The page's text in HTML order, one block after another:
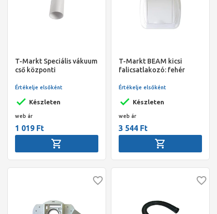
T-Markt Speciális vákuum
cső központi
fm/szál - folyóméterár!)
Készleten
Értékelje elsőként
web ár
1 019 Ft
T-Markt BEAM kicsi
falicsatlakozó: fehér
szerelőlaphoz)
Készleten
Értékelje elsőként
web ár
3 544 Ft